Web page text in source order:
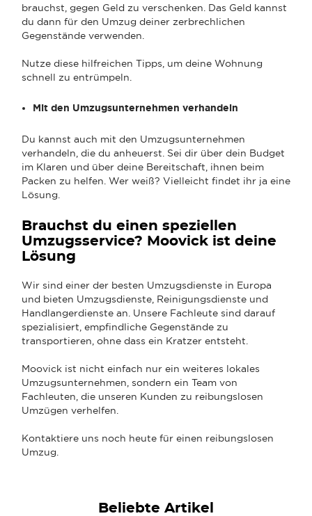
brauchst, gegen Geld zu verschenken. Das Geld kannst
du dann für den Umzug deiner zerbrechlichen
Gegenstände verwenden.
Nutze diese hilfreichen Tipps, um deine Wohnung
schnell zu entrümpeln.
Mit den Umzugsunternehmen verhandeln
Du kannst auch mit den Umzugsunternehmen
verhandeln, die du anheuerst. Sei dir über dein Budget
im Klaren und über deine Bereitschaft, ihnen beim
Packen zu helfen. Wer weiß? Vielleicht findet ihr ja eine
Lösung.
Brauchst du einen speziellen
Umzugsservice? Moovick ist deine
Lösung
Wir sind einer der besten Umzugsdienste in Europa
und bieten Umzugsdienste, Reinigungsdienste und
Handlangerdienste an. Unsere Fachleute sind darauf
spezialisiert, empfindliche Gegenstände zu
transportieren, ohne dass ein Kratzer entsteht.
Moovick ist nicht einfach nur ein weiteres lokales
Umzugsunternehmen, sondern ein Team von
Fachleuten, die unseren Kunden zu reibungslosen
Umzügen verhelfen.
Kontaktiere uns noch heute für einen reibungslosen
Umzug.
Beliebte Artikel